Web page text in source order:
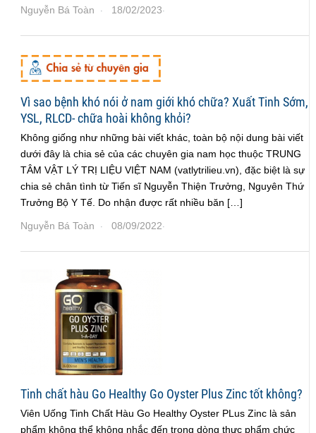
Nguyễn Bá Toàn · 18/02/2023·
Vì sao bệnh khó nói ở nam giới khó chữa? Xuất Tinh Sớm,
YSL, RLCD- chữa hoài không khỏi?
Không giống như những bài viết khác, toàn bộ nội dung bài viết
dưới đây là chia sẻ của các chuyên gia nam học thuộc TRUNG
TÂM VẬT LÝ TRỊ LIỆU VIỆT NAM (vatlytrilieu.vn), đặc biệt là sự
chia sẻ chân tình từ Tiến sĩ Nguyễn Thiện Trưởng, Nguyên Thứ
Trưởng Bộ Y Tế. Do nhận được rất nhiều băn […]
Nguyễn Bá Toàn · 08/09/2022·
Tinh chất hàu Go Healthy Go Oyster Plus Zinc tốt không?
Viên Uống Tinh Chất Hàu Go Healthy Oyster PLus Zinc là sản
phẩm không thể không nhắc đến trong dòng thực phẩm chức